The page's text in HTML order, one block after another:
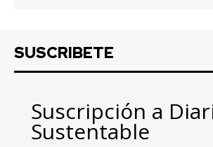
SUSCRIBETE
Suscripción a
Sustentable